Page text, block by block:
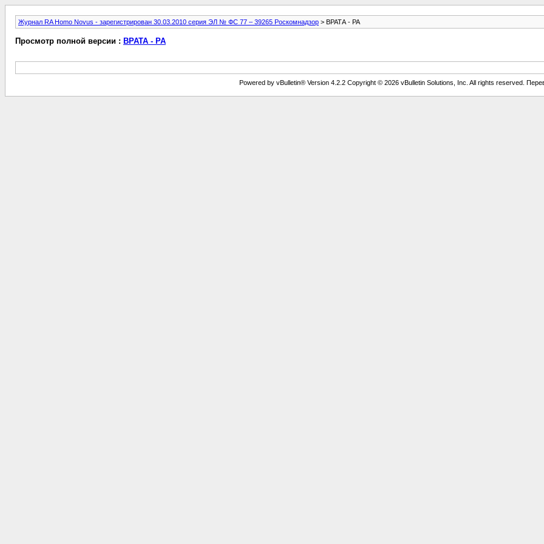
Журнал RA Homo Novus - зарегистрирован 30.03.2010 серия ЭЛ № ФС 77 – 39265 Роскомнадзор > ВРАТА - РА
Просмотр полной версии : ВРАТА - РА
Powered by vBulletin® Version 4.2.2 Copyright © 2026 vBulletin Solutions, Inc. All rights reserved.